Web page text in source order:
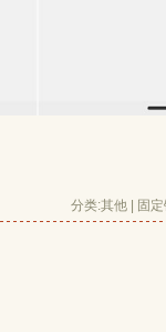
分类:其他 固